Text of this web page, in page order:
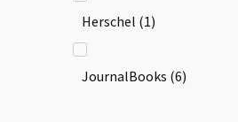
Herschel (1)
JournalBooks (6)